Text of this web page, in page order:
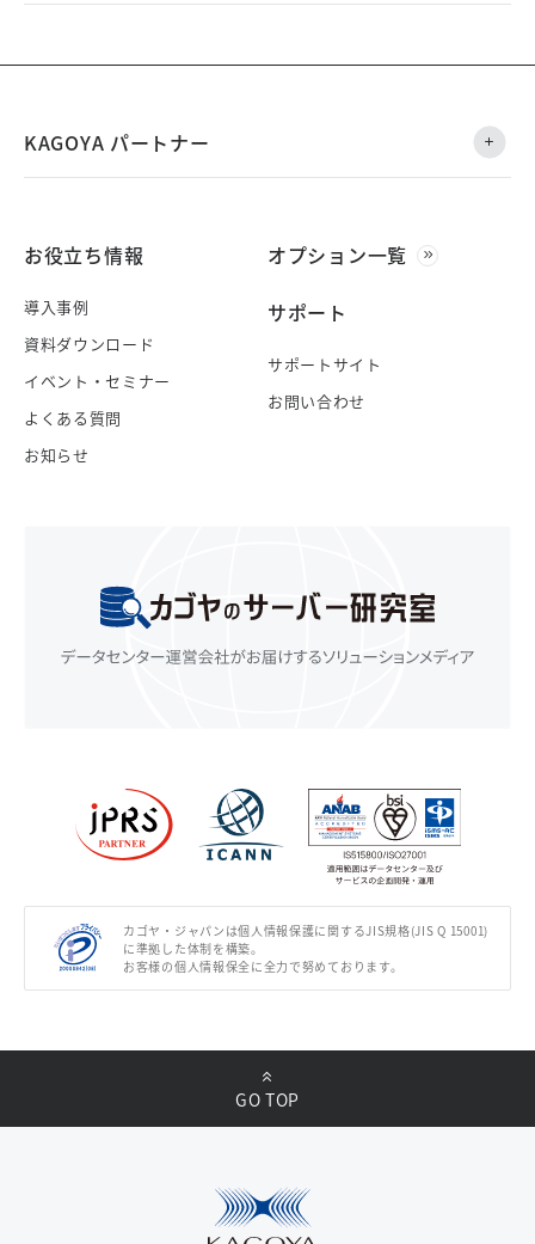
KAGOYA パートナー
お役立ち情報
導入事例
資料ダウンロード
イベント・セミナー
よくある質問
お知らせ
オプション一覧
サポート
サポートサイト
お問い合わせ
カゴヤ・ジャパンは個人情報保護に関するJIS規格(JIS Q 15001)
に準拠した体制を構築。
お客様の個人情報保全に全力で努めております。
GO TOP